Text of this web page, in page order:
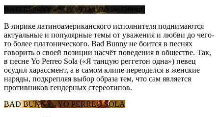
BAD BUNNY - SOY PEOR (Video Oficial)
В лирике латиноамериканского исполнителя поднимаются
актуальные и популярные темы от уважения и любви до чего-
то более платонического. Bad Bunny не боится в песнях
говорить о своей позиции насчёт поведения в обществе. Так,
в песне Yo Perreo Sola («Я танцую реггетон одна») певец
осудил харассмент, а в самом клипе переоделся в женские
наряды, подкрепляя выбор образа тем, что сам является
противников гендерных стереотипов.
BAD BUNNY - YO PERREO SOLA